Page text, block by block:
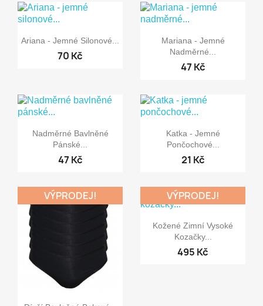
 Rychlý náhled
Ariana - Jemné Silonové...
70 Kč
 Rychlý náhled
Mariana - Jemné
Nadměrné...
47 Kč
 Rychlý náhled
Nadměrné Bavlněné
Pánské...
47 Kč
Rychlý náhled
Katka - Jemné
Pončochové...
21 Kč
VÝPRODEJ!
 Rychlý náhled
Kožené Zimní Vysoké
Kozačky...
495 Kč
VÝPRODEJ!